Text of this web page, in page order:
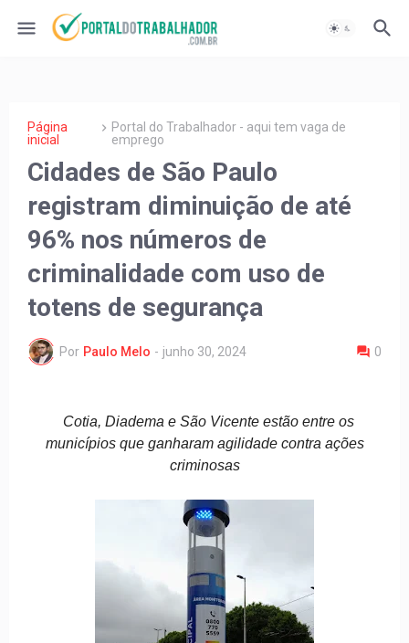
Página
inicial
Portal do Trabalhador - aqui tem vaga de
emprego
Cidades de São Paulo
registram diminuição de até
96% nos números de
criminalidade com uso de
totens de segurança
Por Paulo Melo - junho 30, 2024 0
Cotia, Diadema e São Vicente estão entre os
municípios que ganharam agilidade contra ações
criminosas